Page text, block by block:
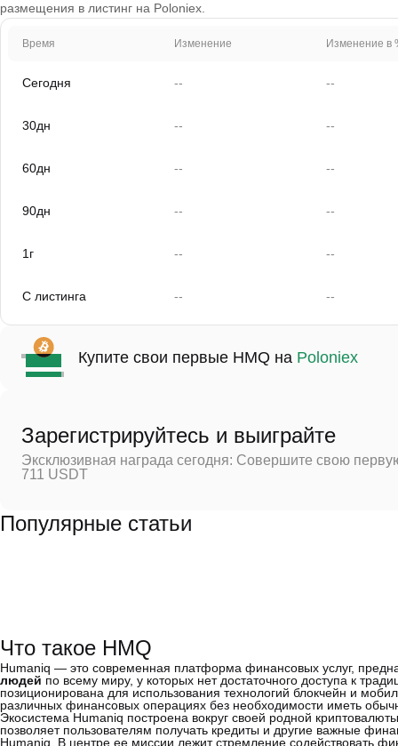
размещения в листинг на Poloniex.
Время Изменение Изменение в
Сегодня -- --
30дн -- --
60дн -- --
90дн -- --
1г -- --
С листинга -- --
Купите свои первые HMQ на Poloniex
Зарегистрируйтесь и выиграйте
Эксклюзивная награда сегодня: Совершите свою
711 USDT
Популярные статьи
Что такое HMQ
Humaniq — это современная платформа финансовых услуг,
людей по всему миру, у которых нет достаточного доступа к
позиционирована для использования технологий блокчейн и
различных финансовых операциях без необходимости иметь
Экосистема Humaniq построена вокруг своей родной
позволяет пользователям получать кредиты и другие важные
Humaniq. В центре ее миссии лежит стремление содействовать